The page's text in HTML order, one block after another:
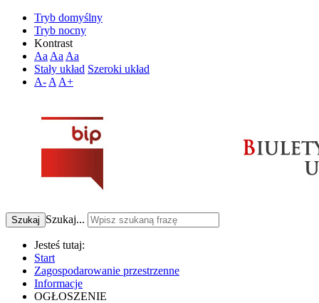
Tryb domyślny
Tryb nocny
Kontrast
Aa Aa Aa
Stały układ Szeroki układ
A- A A+
Szukaj Szukaj...
Jesteś tutaj:
Start
Zagospodarowanie przestrzenne
Informacje
OGŁOSZENIE